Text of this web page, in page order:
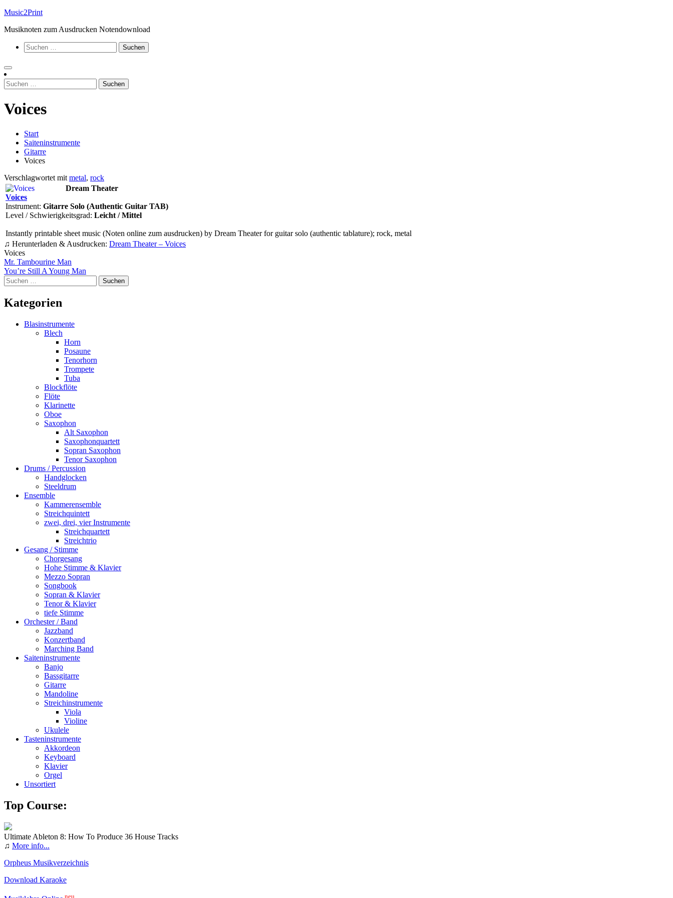
Zum
springen
Music2Print
Musiknoten zum Ausdrucken Notendownload
Suchen
nach:
Suchen
nach:
Voices
Start
Saiteninstrumente
Gitarre
Voices
Verschlagwortet mit metal, rock
Dream Theater
Voices
Instrument: Gitarre Solo (Authentic Guitar TAB)
Level / Schwierigkeitsgrad: Leicht / Mittel
Instantly printable sheet music (Noten online zum ausdrucken) by Dream Theater for guitar solo (authentic tablature); rock, metal
♫ Herunterladen & Ausdrucken: Dream Theater – Voices
Voices
Beitragsnavigation
Mr. Tambourine Man
You’re Still A Young Man
Suchen
nach:
Kategorien
Blasinstrumente
Blech
Horn
Posaune
Tenorhorn
Trompete
Tuba
Blockflöte
Flöte
Klarinette
Oboe
Saxophon
Alt Saxophon
Saxophonquartett
Sopran Saxophon
Tenor Saxophon
Drums / Percussion
Handglocken
Steeldrum
Ensemble
Kammerensemble
Streichquintett
zwei, drei, vier Instrumente
Streichquartett
Streichtrio
Gesang / Stimme
Chorgesang
Hohe Stimme & Klavier
Mezzo Sopran
Songbook
Sopran & Klavier
Tenor & Klavier
tiefe Stimme
Orchester / Band
Jazzband
Konzertband
Marching Band
Saiteninstrumente
Banjo
Bassgitarre
Gitarre
Mandoline
Streichinstrumente
Viola
Violine
Ukulele
Tasteninstrumente
Akkordeon
Keyboard
Klavier
Orgel
Unsortiert
Top Course:
Ultimate Ableton 8: How To Produce 36 House Tracks
♫ More info...
Orpheus Musikverzeichnis
Download Karaoke
neu